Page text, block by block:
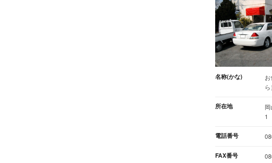
名称(かな)
ら
所在地
1
電話番号
FAX番号